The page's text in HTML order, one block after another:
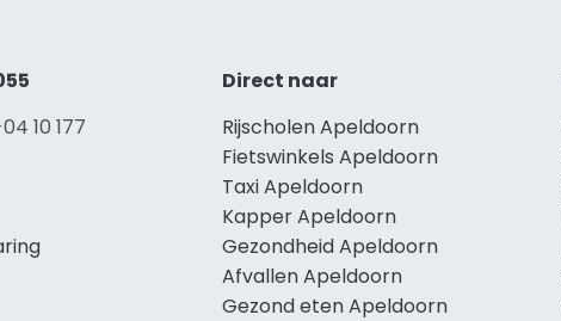
10 177
Direct naar
Rijscholen Apeldoorn
Fietswinkels Apeldoorn
Taxi Apeldoorn
Kapper Apeldoorn
Gezondheid Apeldoorn
Afvallen Apeldoorn
Gezond eten Apeldoorn